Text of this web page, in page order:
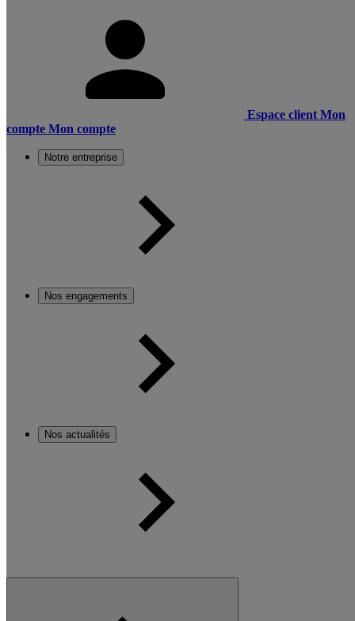
Espace client Mon
compte Mon compte
Notre entreprise
Nos engagements
Nos actualités